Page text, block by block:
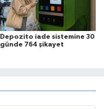
Depozito iade sistemine 30
günde 764 şikayet